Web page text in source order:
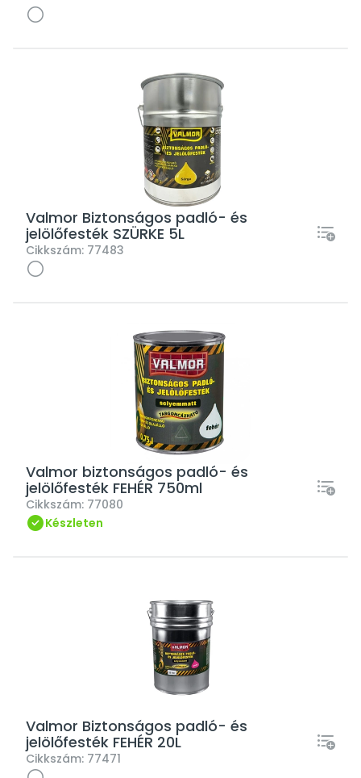
Valmor Biztonságos padló- és
jelölőfesték SZÜRKE 5L
Cikkszám: 77483
Valmor biztonságos padló- és
jelölőfesték FEHÉR 750ml
Cikkszám: 77080
Készleten
Valmor Biztonságos padló- és
jelölőfesték FEHÉR 20L
Cikkszám: 77471